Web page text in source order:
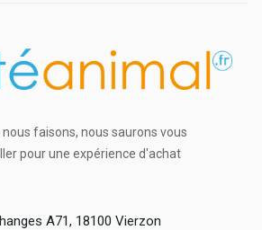
faisons, nous saurons vous
pour une expérience d'achat
A71, 18100 Vierzon